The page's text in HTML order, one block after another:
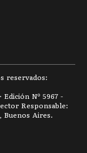
reservados:
Edición Nº 5967 -
Responsable:
Buenos Aires.